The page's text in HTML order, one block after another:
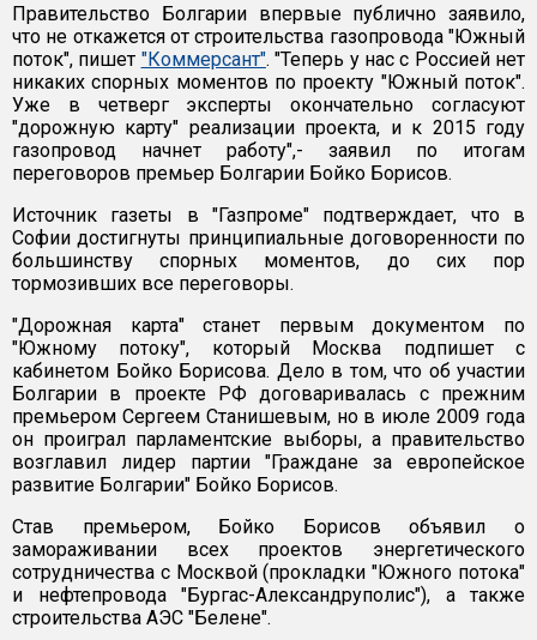
Правительство Болгарии впервые публично заявило,
что не откажется от строительства газопровода "Южный
поток", пишет "Коммерсант". "Теперь у нас с Россией нет
никаких спорных моментов по проекту "Южный поток".
Уже в четверг эксперты окончательно согласуют
"дорожную карту" реализации проекта, и к 2015 году
газопровод начнет работу",- заявил по итогам
переговоров премьер Болгарии Бойко Борисов.
Источник газеты в "Газпроме" подтверждает, что в
Софии достигнуты принципиальные договоренности по
большинству спорных моментов, до сих пор
тормозивших все переговоры.
"Дорожная карта" станет первым документом по
"Южному потоку", который Москва подпишет с
кабинетом Бойко Борисова. Дело в том, что об участии
Болгарии в проекте РФ договаривалась с прежним
премьером Сергеем Станишевым, но в июле 2009 года
он проиграл парламентские выборы, а правительство
возглавил лидер партии "Граждане за европейское
развитие Болгарии" Бойко Борисов.
Став премьером, Бойко Борисов объявил о
замораживании всех проектов энергетического
сотрудничества с Москвой (прокладки "Южного потока"
и нефтепровода "Бургас-Александруполис"), а также
строительства АЭС "Белене".